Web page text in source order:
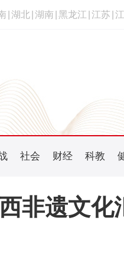
湖北 湖南 黑龙江 江苏
社会 财经 科教
非遗文化